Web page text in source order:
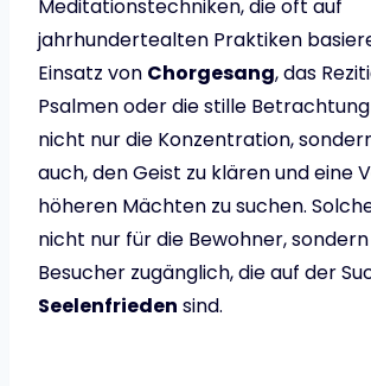
Meditationstechniken, die oft auf
jahrhundertealten Praktiken
Einsatz von Chorgesang, das
Psalmen oder die stille
nicht nur die Konzentration,
auch, den Geist zu klären und eine
höheren Mächten zu suchen.
nicht nur für die Bewohner,
Besucher zugänglich, die auf der
Seelenfrieden sind.